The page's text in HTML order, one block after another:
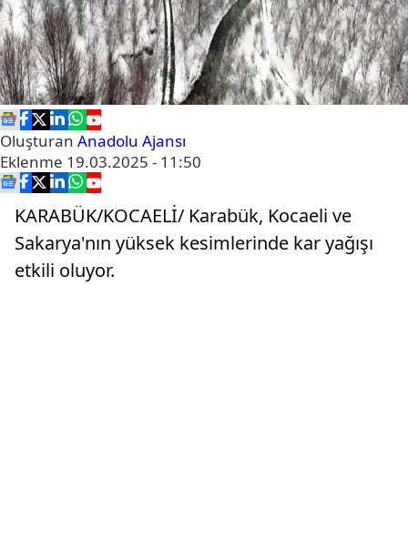
Oluşturan Anadolu Ajansı
Eklenme 19.03.2025 - 11:50
KARABÜK/KOCAELİ/ Karabük, Kocaeli ve
Sakarya'nın yüksek kesimlerinde kar yağışı
etkili oluyor.